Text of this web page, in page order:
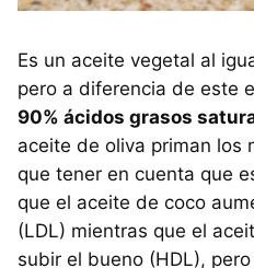
Es un aceite vegetal al
pero a diferencia de este
90% ácidos grasos
aceite de oliva priman los
que tener en cuenta que
que el aceite de coco
(LDL) mientras que el
subir el bueno (HDL),